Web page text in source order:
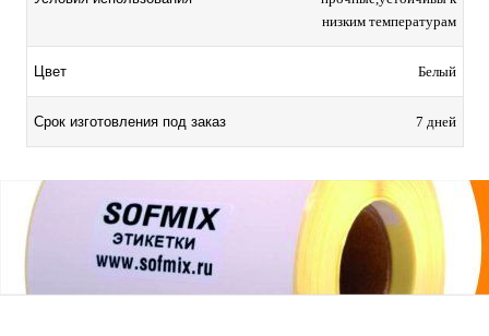
низким температурам
Цвет Белый
Срок изготовления под заказ 7 дней